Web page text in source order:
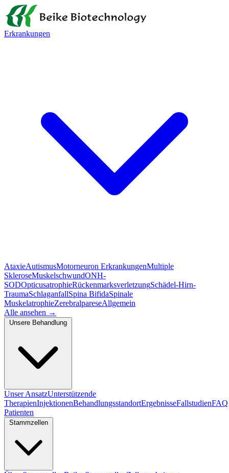
Erkrankungen
AtaxieAutismusMotorneuron ErkrankungenMultiple
SkleroseMuskelschwundONH-
SODOpticusatrophieRückenmarksverletzungSchädel-Hirn-
TraumaSchlaganfallSpina BifidaSpinale
MuskelatrophieZerebralpareseAllgemein
Alle ansehen →
Unser AnsatzUnterstützende
TherapienInjektionenBehandlungsstandortErgebnisseFallstudienFAQ
Patienten